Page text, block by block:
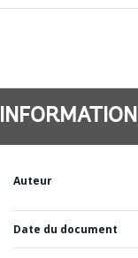
INFORMATION
Auteur
Date du document